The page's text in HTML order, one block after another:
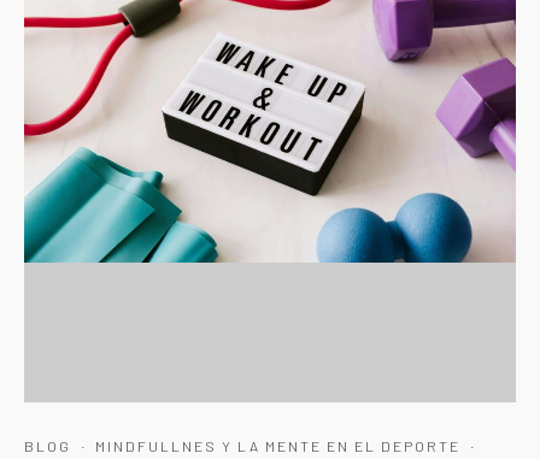
BLOG · MINDFULLNES Y LA MENTE EN EL DEPORTE ·